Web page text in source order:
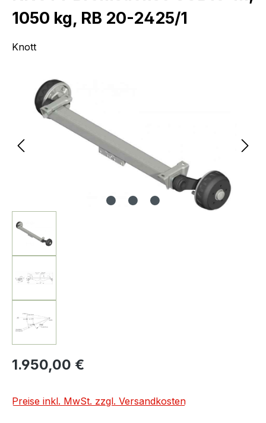
1050 kg, RB 20-2425/1
Knott
Bildergalerie überspringen
1.950,00 €
Preise inkl. MwSt. zzgl. Versandkosten